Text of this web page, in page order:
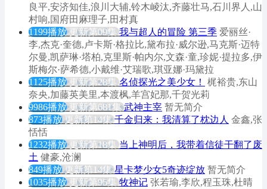
良平,安济知佳,浪川大辅,铃木崚汰,齐藤壮马,石川界人,山
村响,国府田麻理子,田村真
1199播放 更新第09集 我与超人的冒险 第三季 爱丽丝·
李,杰克·奎德,卢卡斯·格拉比,黛布拉·威尔逊,马克斯·迈特
尔曼,凯萨琳·塔柏,克里斯·帕内尔,文森·童,珍妮·提拉多,伊
斯梅尔·萨希德,小戴维·艾瑞歌,琪亚娜·玛黛拉
1125播放 更新第28集 名侦探光之美少女！
梶裕贵,东山
奈央,加藤英美里,本渡枫,羊宫妃那,千贺光莉
9986播放 更新第681集 武神主宰 暂无简介
873播放 更新第14集 千金归来：我清算了枕边人 金鑫,张
恬恬
1232播放 更新第18集
当上神明后，我带着信徒干翻了废
土 健豪,沧澜
849播放 更新第14集 星卡梦少女5奇迹绽放 暂无简介
1035播放 更新第95集 牧神记 张若瑜,李欣,程玉珠,杜晴